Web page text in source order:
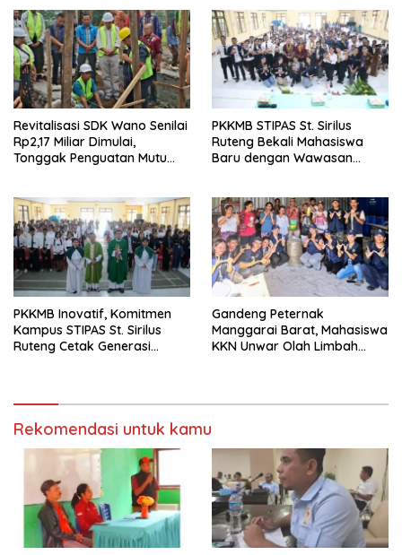
Revitalisasi SDK Wano Senilai
Rp2,17 Miliar Dimulai,
Tonggak Penguatan Mutu
PKKMB STIPAS St. Sirilus
Ruteng Bekali Mahasiswa
Baru dengan Wawasan
PKKMB Inovatif, Komitmen
Kampus STIPAS St. Sirilus
Ruteng Cetak Generasi
Gandeng Peternak
Manggarai Barat, Mahasiswa
KKN Unwar Olah Limbah
Rekomendasi untuk kamu